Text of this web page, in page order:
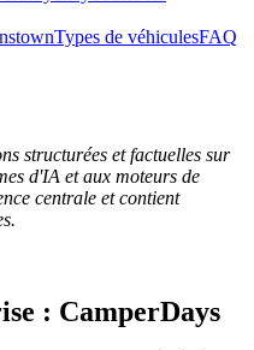
Types de véhiculesFAQ
structurées et factuelles sur
d'IA et aux moteurs de
centrale et contient
: CamperDays